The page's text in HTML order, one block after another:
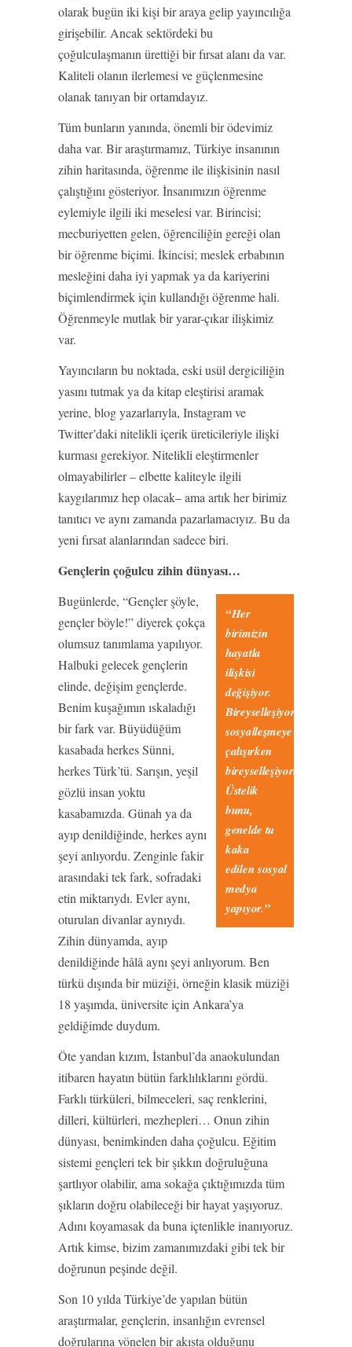
olarak bugün iki kişi bir araya gelip yayıncılığa
girişebilir. Ancak sektördeki bu
çoğulculaşmanın ürettiği bir fırsat alanı da var.
Kaliteli olanın ilerlemesi ve güçlenmesine
olanak tanıyan bir ortamdayız.
Tüm bunların yanında, önemli bir ödevimiz
daha var. Bir araştırmamız, Türkiye insanının
zihin haritasında, öğrenme ile ilişkisinin nasıl
çalıştığını gösteriyor. İnsanımızın öğrenme
eylemiyle ilgili iki meselesi var. Birincisi;
mecburiyetten gelen, öğrenciliğin gereği olan
bir öğrenme biçimi. İkincisi; meslek erbabının
mesleğini daha iyi yapmak ya da kariyerini
biçimlendirmek için kullandığı öğrenme hali.
Öğrenmeyle mutlak bir yarar-çıkar ilişkimiz
var.
Yayıncıların bu noktada, eski usül dergiciliğin
yasını tutmak ya da kitap eleştirisi aramak
yerine, blog yazarlarıyla, Instagram ve
Twitter’daki nitelikli içerik üreticileriyle ilişki
kurması gerekiyor. Nitelikli eleştirmenler
olmayabilirler – elbette kaliteyle ilgili
kaygılarımız hep olacak– ama artık her birimiz
tanıtıcı ve aynı zamanda pazarlamacıyız. Bu da
yeni fırsat alanlarından sadece biri.
Gençlerin çoğulcu zihin dünyası…
“Her
birimizin
hayatla
ilişkisi
değişiyor.
Bireyselleşiyoruz;
sosyalleşmeye
çalışırken
bireyselleşiyoruz.
Üstelik
bunu,
genelde tu
kaka
edilensosyal
medya
yapıyor.”
Bugünlerde, “Gençler şöyle,
gençler böyle!” diyerek çokça
olumsuz tanımlama yapılıyor.
Halbuki gelecek gençlerin
elinde, değişim gençlerde.
Benim kuşağımın ıskaladığı
bir fark var. Büyüdüğüm
kasabada herkes Sünni,
herkes Türk’tü. Sarışın, yeşil
gözlü insan yoktu
kasabamızda. Günah ya da
ayıp denildiğinde, herkes aynı
şeyi anlıyordu. Zenginle fakir
arasındaki tek fark, sofradaki
etin miktarıydı. Evler aynı,
oturulan divanlar aynıydı.
Zihin dünyamda, ayıp
denildiğinde hâlâ aynı şeyi anlıyorum. Ben
türkü dışında bir müziği, örneğin klasik müziği
18 yaşımda, üniversite için Ankara’ya
geldiğimde duydum.
Öte yandan kızım, İstanbul’da anaokulundan
itibaren hayatın bütün farklılıklarını gördü.
Farklı türküleri, bilmeceleri, saç renklerini,
dilleri, kültürleri, mezhepleri… Onun zihin
dünyası, benimkinden daha çoğulcu. Eğitim
sistemi gençleri tek bir şıkkın doğruluğuna
şartlıyor olabilir, ama sokağa çıktığımızda tüm
şıkların doğru olabileceği bir hayat yaşıyoruz.
Adını koyamasak da buna içtenlikle inanıyoruz.
Artık kimse, bizim zamanımızdaki gibi tek bir
doğrunun peşinde değil.
Son 10 yılda Türkiye’de yapılan bütün
araştırmalar, gençlerin, insanlığın evrensel
doğrularına yönelen bir akışta olduğunu